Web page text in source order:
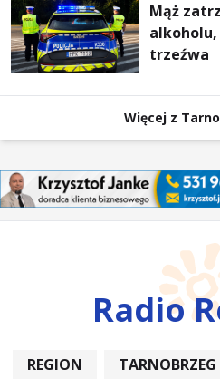
Mąż
alkoholu,
trzeźwa
Więcej z
Radio
REGION TARNOBRZEG